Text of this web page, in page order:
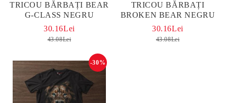
TRICOU BĂRBAȚI BEAR
G-CLASS NEGRU
30.16Lei
43.08Lei
TRICOU BĂRBAȚI
BROKEN BEAR NEGRU
30.16Lei
43.08Lei
-30%